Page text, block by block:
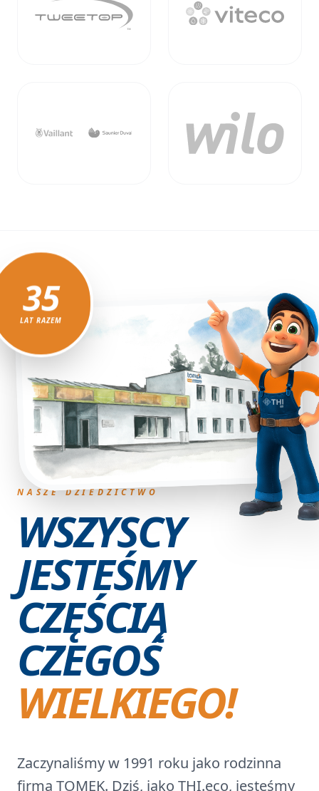
35
LAT RAZEM
NASZE DZIEDZICTWO
WSZYSCY
JESTEŚMY
CZĘŚCIĄ
CZEGOŚ
WIELKIEGO!
Zaczynaliśmy w 1991 roku jako rodzinna
firma TOMEK. Dziś, jako THI.eco, jesteśmy